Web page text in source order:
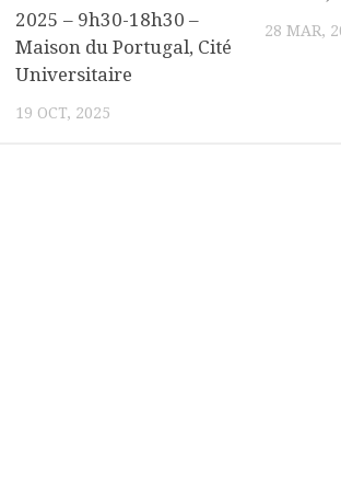
2025 – 9h30-18h30 –
Maison du Portugal, Cité
Universitaire
19 OCT, 2025
28 MAR,